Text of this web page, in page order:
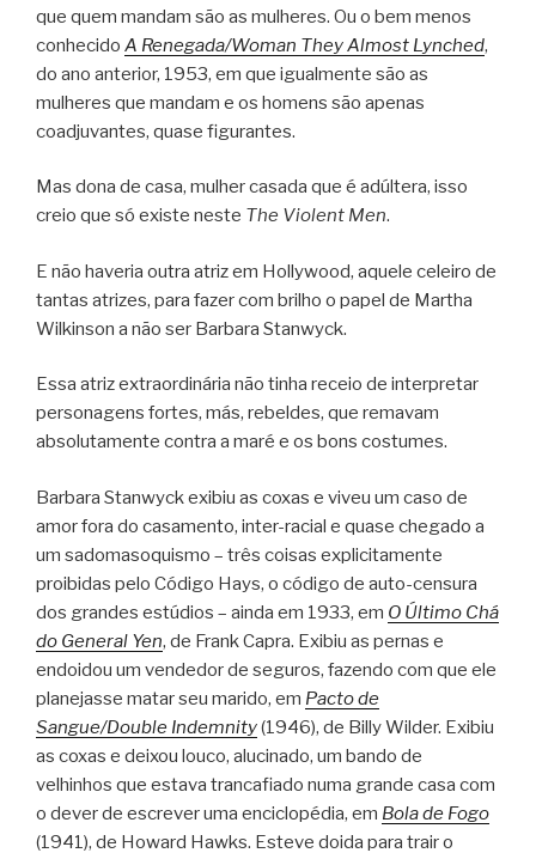
que quem mandam são as mulheres. Ou o bem menos
conhecido A Renegada/Woman They Almost Lynched,
do ano anterior, 1953, em que igualmente são as
mulheres que mandam e os homens são apenas
coadjuvantes, quase figurantes.
Mas dona de casa, mulher casada que é adúltera, isso
creio que só existe neste The Violent Men.
E não haveria outra atriz em Hollywood, aquele celeiro de
tantas atrizes, para fazer com brilho o papel de Martha
Wilkinson a não ser Barbara Stanwyck.
Essa atriz extraordinária não tinha receio de interpretar
personagens fortes, más, rebeldes, que remavam
absolutamente contra a maré e os bons costumes.
Barbara Stanwyck exibiu as coxas e viveu um caso de
amor fora do casamento, inter-racial e quase chegado a
um sadomasoquismo – três coisas explicitamente
proibidas pelo Código Hays, o código de auto-censura
dos grandes estúdios – ainda em 1933, em O Último Chá
do General Yen, de Frank Capra. Exibiu as pernas e
endoidou um vendedor de seguros, fazendo com que ele
planejasse matar seu marido, em Pacto de
Sangue/Double Indemnity(1946), de Billy Wilder. Exibiu
as coxas e deixou louco, alucinado, um bando de
velhinhos que estava trancafiado numa grande casa com
o dever de escrever uma enciclopédia, em Bola de Fogo
(1941), de Howard Hawks. Esteve doida para trair o